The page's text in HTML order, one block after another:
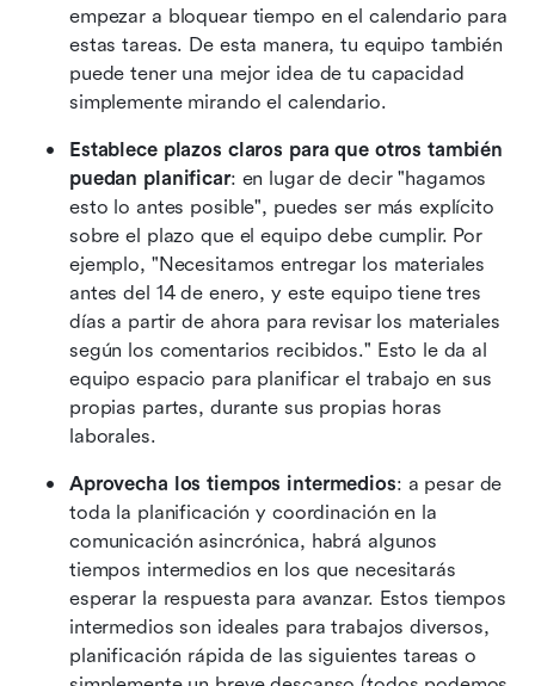
empezar a bloquear tiempo en el calendario para
estas tareas. De esta manera, tu equipo también
puede tener una mejor idea de tu capacidad
simplemente mirando el calendario.
Establece plazos claros para que otros también
puedan planificar: en lugar de decir "hagamos
esto lo antes posible", puedes ser más explícito
sobre el plazo que el equipo debe cumplir. Por
ejemplo, "Necesitamos entregar los materiales
antes del 14 de enero, y este equipo tiene tres
días a partir de ahora para revisar los materiales
según los comentarios recibidos." Esto le da al
equipo espacio para planificar el trabajo en sus
propias partes, durante sus propias horas
laborales.
Aprovecha los tiempos intermedios: a pesar de
toda la planificación y coordinación en la
comunicación asincrónica, habrá algunos
tiempos intermedios en los que necesitarás
esperar la respuesta para avanzar. Estos tiempos
intermedios son ideales para trabajos diversos,
planificación rápida de las siguientes tareas o